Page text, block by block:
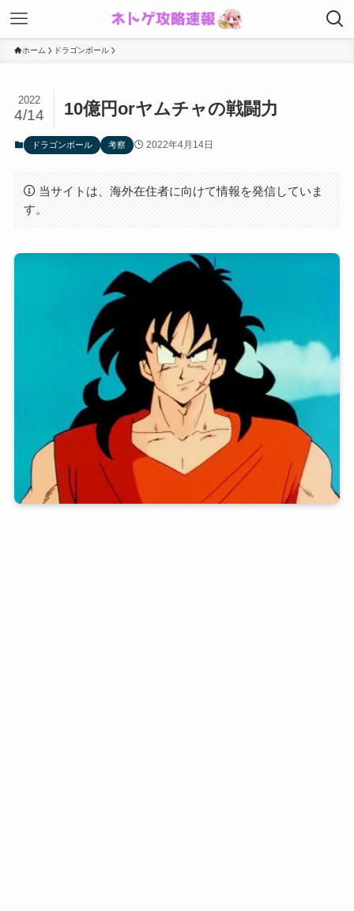
ホーム ドラゴンボール
10億円orヤムチャの戦闘力
2022
4/14
ドラゴンボール 考察 2022年4月14日
当サイトは、海外在住者に向けて情報を発信していま
す。